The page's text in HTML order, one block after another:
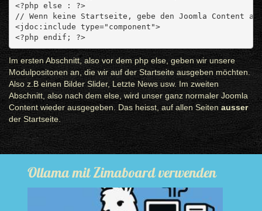
<?php else : ?>
// Wenn keine Startseite, gebe den Joomla Content
<jdoc:include type="component">
<?php endif; ?>
Im ersten Abschnitt, also vor dem php else, geben wir unsere
Modulpositonen an, die wir auf der Startseite ausgeben möchten.
Also z.B einen Bilder Slider, Letzte News usw. Im zweiten
Abschnitt, also nach dem else, wird unser ganz normaler Joomla
Content wieder ausgegeben. Das heisst, auf allen Seitenausser
der Startseite.
Ollama mit Zimaboard verwenden